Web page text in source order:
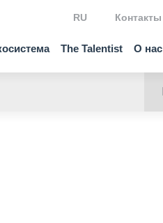
The Talentist О нас
RU Контакты